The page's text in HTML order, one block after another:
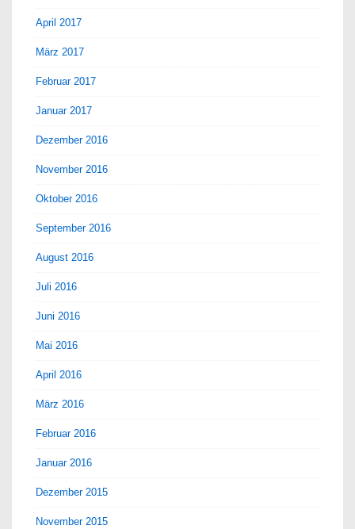
April 2017
März 2017
Februar 2017
Januar 2017
Dezember 2016
November 2016
Oktober 2016
September 2016
August 2016
Juli 2016
Juni 2016
Mai 2016
April 2016
März 2016
Februar 2016
Januar 2016
Dezember 2015
November 2015